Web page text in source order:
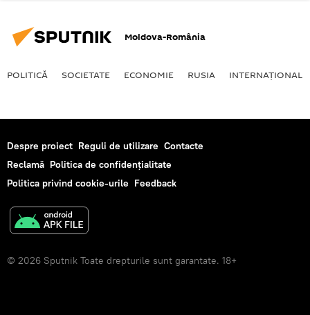
Moldova-România
POLITICĂ SOCIETATE ECONOMIE RUSIA INTERNAŢIONAL
Despre proiect Reguli de utilizare Contacte
Reclamă Politica de confidențialitate
Politica privind cookie-urile Feedback
© 2026 Sputnik Toate drepturile sunt garantate. 18+